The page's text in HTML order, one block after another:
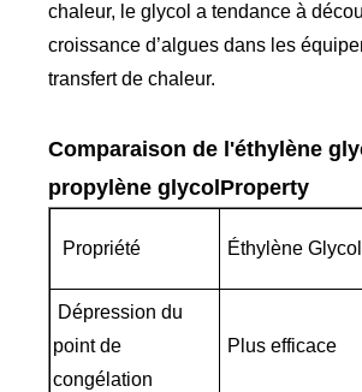
chaleur, le glycol a tendance à
croissance d’algues dans les
transfert de chaleur.
Comparaison de l'éthylène
propylène glycolProperty
Propriété Éthylène Glycol
Dépression du
point de
congélation
Plus efficace